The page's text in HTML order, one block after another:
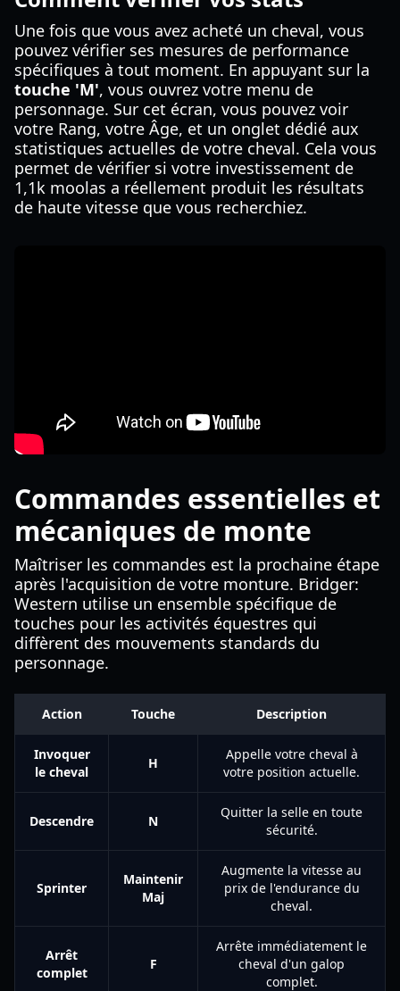
Une fois que vous avez acheté un cheval, vous
pouvez vérifier ses mesures de performance
spécifiques à tout moment. En appuyant sur la
touche 'M', vous ouvrez votre menu de
personnage. Sur cet écran, vous pouvez voir
votre Rang, votre Âge, et un onglet dédié aux
statistiques actuelles de votre cheval. Cela vous
permet de vérifier si votre investissement de
1,1k moolas a réellement produit les résultats
de haute vitesse que vous recherchiez.
Commandes essentielles et
mécaniques de monte
Maîtriser les commandes est la prochaine étape
après l'acquisition de votre monture. Bridger:
Western utilise un ensemble spécifique de
touches pour les activités équestres qui
diffèrent des mouvements standards du
personnage.
Action Touche Description
Invoquer
le cheval
H
Appelle votre cheval à
votre position actuelle.
Descendre N
Quitter la selle en toute
sécurité.
Sprinter
Maintenir
Maj
Augmente la vitesse au
prix de l'endurance du
cheval.
Arrêt
complet
F
Arrête immédiatement le
cheval d'un galop
complet.